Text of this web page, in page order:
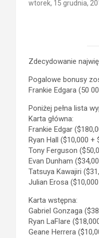
wtorek, 15 grudnia,
Zdecydowanie
Pogalowe bonusy
Frankie Edgara (50
Poniżej pełna lista
Karta główna:
Frankie Edgar
Ryan Hall ($10,000 +
Tony Ferguson
Evan Dunham
Tatsuya Kawajiri
Julian Erosa
Karta wstępna:
Gabriel Gonzaga
Ryan LaFlare
Geane Herrera